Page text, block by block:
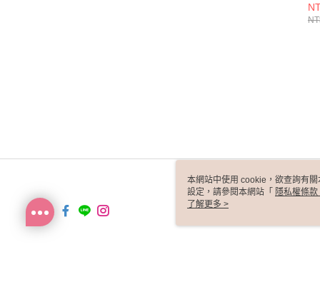
本網站中使用 cookie，欲查詢有
設定，請參閱本網站「 隱私權條款
使用 cookie。
了解更多 >